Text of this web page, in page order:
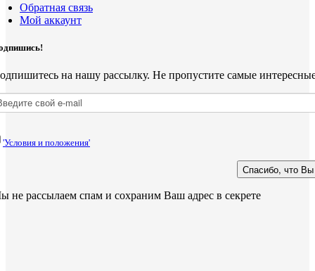
Обратная связь
Мой аккаунт
на нашу рассылку. Не пропустите самые
'Условия и положения'
не рассылаем спам и сохраним Ваш адрес в секрете